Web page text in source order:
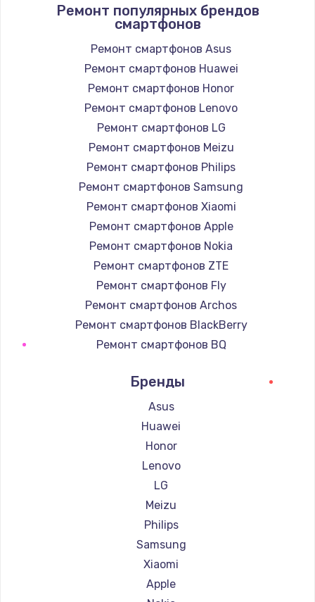
Ремонт популярных брендов
смартфонов
Ремонт смартфонов Asus
Ремонт смартфонов Huawei
Ремонт смартфонов Honor
Ремонт смартфонов Lenovo
Ремонт смартфонов LG
Ремонт смартфонов Meizu
Ремонт смартфонов Philips
Ремонт смартфонов Samsung
Ремонт смартфонов Xiaomi
Ремонт смартфонов Apple
Ремонт смартфонов Nokia
Ремонт смартфонов ZTE
Ремонт смартфонов Fly
Ремонт смартфонов Archos
Ремонт смартфонов BlackBerry
Ремонт смартфонов BQ
Ремонт смартфонов Digma
Ремонт смартфонов Ginzzu
Ремонт смартфонов Highscreen
Ремонт смартфонов Irbis
Ремонт смартфонов Kyocera
Ремонт смартфонов LeEco
Ремонт смартфонов OnePlus
Ремонт смартфонов teXet
Ремонт смартфонов Motorola
Ремонт смартфонов Prestigio
Ремонт смартфонов Vertex
Бренды
Asus
Huawei
Honor
Lenovo
LG
Meizu
Philips
Samsung
Xiaomi
Apple